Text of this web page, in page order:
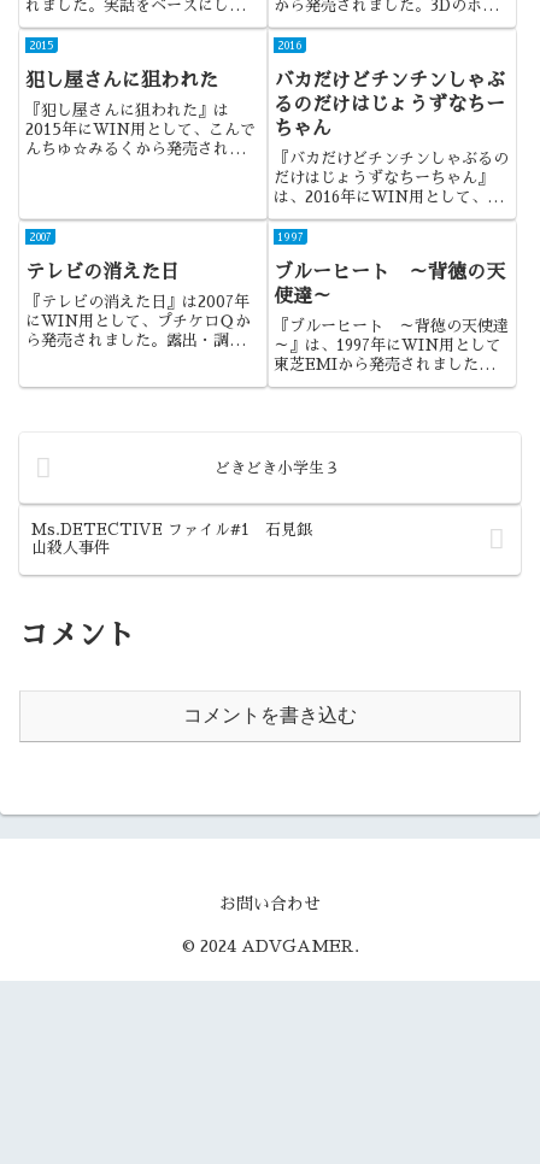
れました。実話をベースにした作
品ですね。こういう路線ももっと
あって良いように思うのです
から発売されました。3Dのホラ
ーADVになります。
2015
犯し屋さんに狙われた
『犯し屋さんに狙われた』は
2015年にWIN用として、こんで
んちゅ☆みるくから発売されまし
2016
バカだけどチンチンしゃぶ
るのだけはじょうずなちー
ちゃん
『バカだけどチンチンしゃぶるの
だけはじょうずなちーちゃん』
は、2016年にWIN用として、
た。タイトルが凄いなと思いつつ
もな作品でしたね。
2007
テレビの消えた日
『テレビの消えた日』は2007年
にWIN用として、プチケロＱか
ら発売されました。露出・調教系
1997
ブルーヒート ～背徳の天
使達～
『ブルーヒート ～背徳の天使達
～』は、1997年にWIN用として
東芝EMIから発売されました。
どきどき小学生３
Ms.DETECTIVE ファイル#1 石見銀
山殺人事件
コメント
コメントを書き込む
お問い合わせ
© 2024 ADVGAMER.